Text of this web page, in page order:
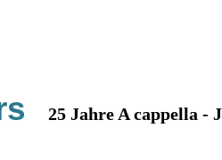
25 Jahre A cappella -